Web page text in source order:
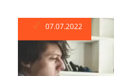
07.07.2022